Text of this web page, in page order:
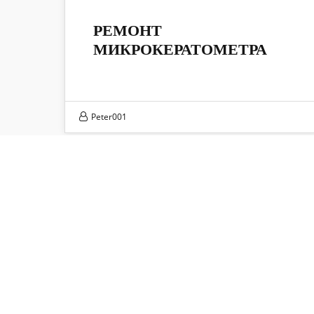
16
ДЕК 2024
РЕМОНТ
МИКРОКЕРАТОМЕТРА
Peter001